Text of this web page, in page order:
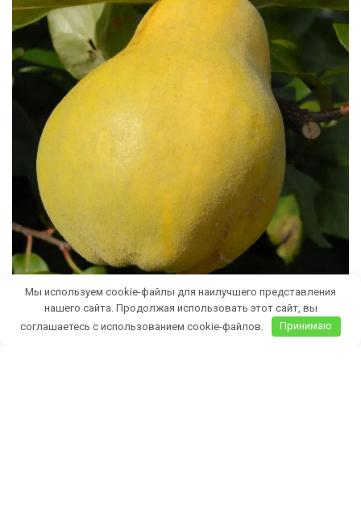
Бесплатная доставка саженцев
Мы используем cookie-файлы для наилучшего представления
нашего сайта. Продолжая использовать этот сайт, вы
соглашаетесь с использованием cookie-файлов.
Принимаю